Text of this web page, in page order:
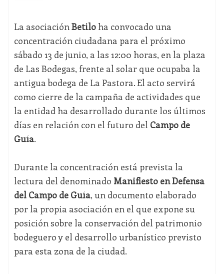
La asociaciónBetiloha convocado una
concentración ciudadana para el próximo
sábado 13 de junio, a las 12:00 horas, en la plaza
de Las Bodegas, frente al solar que ocupaba la
antigua bodega de La Pastora. El acto servirá
como cierre de la campaña de actividades que
la entidad ha desarrollado durante los últimos
días en relación con el futuro del Campo de
Guía.
Durante la concentración está prevista la
lectura del denominado Manifiesto en Defensa
del Campo de Guía, un documento elaborado
por la propia asociación en el que expone su
posición sobre la conservación del patrimonio
bodeguero y el desarrollo urbanístico previsto
para esta zona de la ciudad.